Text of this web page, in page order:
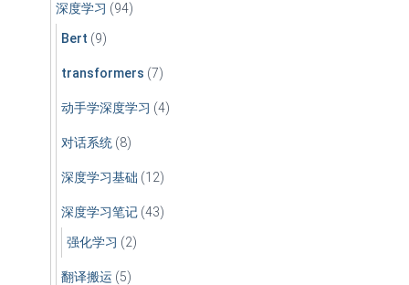
深度学习 (94)
Bert (9)
transformers (7)
动手学深度学习 (4)
对话系统 (8)
深度学习基础 (12)
深度学习笔记 (43)
强化学习 (2)
翻译搬运 (5)